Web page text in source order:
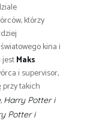
którzy
kina i
jestMaks
i supervisor,
takich
, Harry Potter i
Potter i